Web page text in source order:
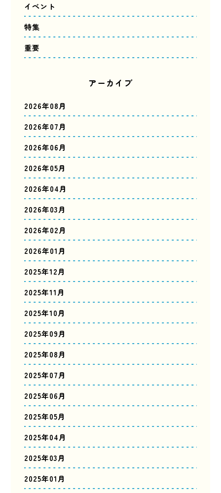
イベント
特集
重要
アーカイブ
2026年08月
2026年07月
2026年06月
2026年05月
2026年04月
2026年03月
2026年02月
2026年01月
2025年12月
2025年11月
2025年10月
2025年09月
2025年08月
2025年07月
2025年06月
2025年05月
2025年04月
2025年03月
2025年01月